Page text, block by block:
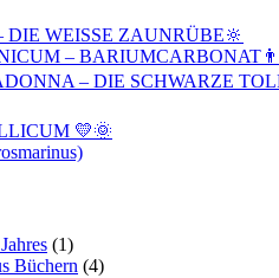
WEISSE ZAUNRÜBE🔆
–
– DIE SCHWARZE
💛🌞
(1)
Büchern (4)